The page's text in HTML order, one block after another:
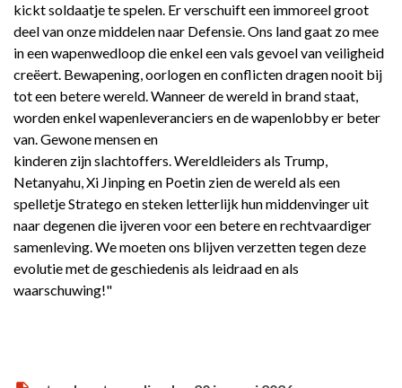
kickt soldaatje te spelen. Er verschuift een immoreel groot
deel van onze middelen naar Defensie. Ons land gaat zo mee
in een wapenwedloop die enkel een vals gevoel van veiligheid
creëert. Bewapening, oorlogen en conflicten dragen nooit bij
tot een betere wereld. Wanneer de wereld in brand staat,
worden enkel wapenleveranciers en de wapenlobby er beter
van. Gewone mensen en
kinderen zijn slachtoffers. Wereldleiders als Trump,
Netanyahu, Xi Jinping en Poetin zien de wereld als een
spelletje Stratego en steken letterlijk hun middenvinger uit
naar degenen die ijveren voor een betere en rechtvaardiger
samenleving. We moeten ons blijven verzetten tegen deze
evolutie met de geschiedenis als leidraad en als
waarschuwing!"